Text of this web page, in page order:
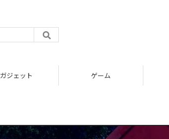
ガジェット ゲーム